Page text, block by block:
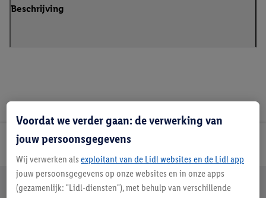
Beschrijving
Lidl Nieuwsbrief
Jouw voordelen bij ons als Lidl webshop klant
Gratis retourneren Veilig winkelen
Voordat we verder gaan: de verwerking van
jouw persoonsgegevens
Wij verwerken als exploitant van de Lidl websites en de Lidl app
jouw persoonsgegevens op onze websites en in onze apps
(gezamenlijk: "Lidl-diensten"), met behulp van verschillende